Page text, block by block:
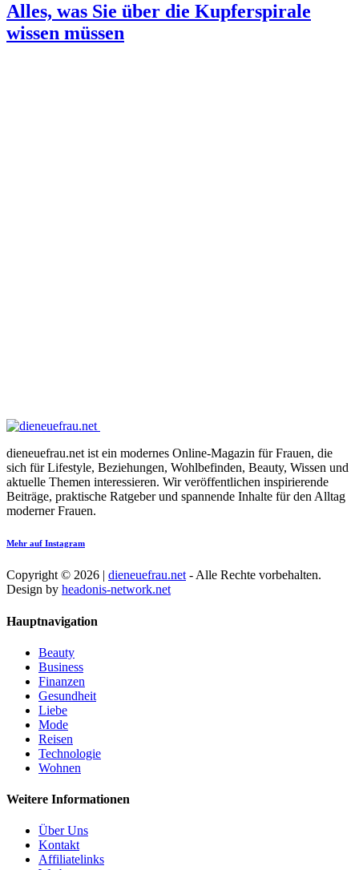
Alles, was Sie über die Kupferspirale
wissen müssen
dieneuefrau.net ist ein modernes Online-Magazin für Frauen, die
sich für Lifestyle, Beziehungen, Wohlbefinden, Beauty, Wissen und
aktuelle Themen interessieren. Wir veröffentlichen inspirierende
Beiträge, praktische Ratgeber und spannende Inhalte für den Alltag
moderner Frauen.
Mehr auf Instagram
Copyright © 2026 | dieneuefrau.net - Alle Rechte vorbehalten.
Design by headonis-network.net
Hauptnavigation
Beauty
Business
Finanzen
Gesundheit
Liebe
Mode
Reisen
Technologie
Wohnen
Weitere Informationen
Über Uns
Kontakt
Affiliatelinks